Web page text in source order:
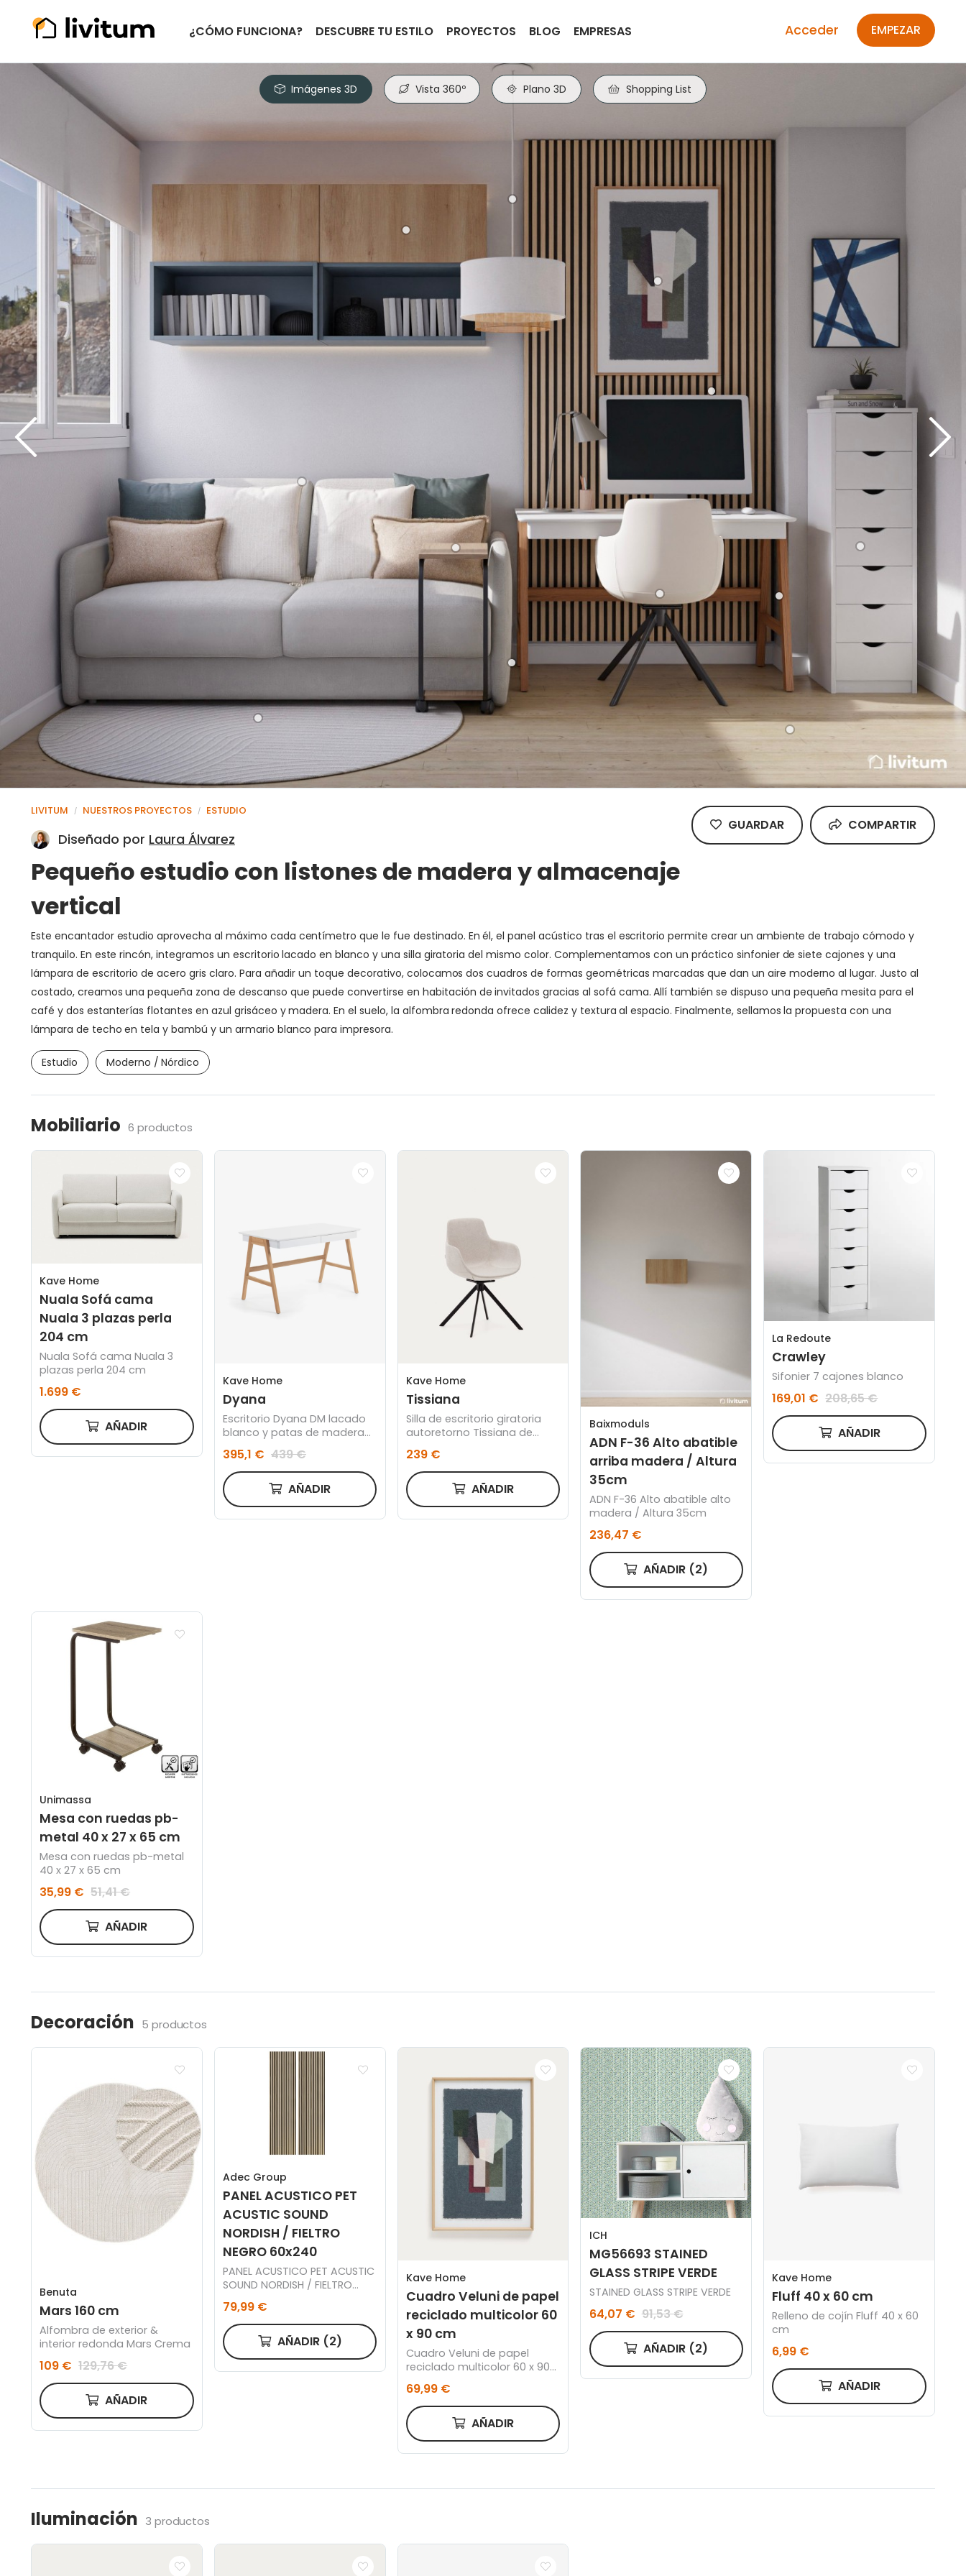
¿CÓMO FUNCIONA? DESCUBRE TU ESTILO PROYECTOS BLOG EMPRESAS EMPEZAR
Acceder
Imágenes 3D Vista 360º Plano 3D Shopping List
LIVITUM / NUESTROS PROYECTOS / ESTUDIO
Diseñado por Laura Álvarez
Pequeño estudio con listones de madera y almacenaje
vertical
GUARDAR COMPARTIR
Este encantador estudio aprovecha al máximo cada centímetro que le fue destinado. En él, el panel acústico tras el escritorio permite crear un ambiente de trabajo cómodo y
tranquilo. En este rincón, integramos un escritorio lacado en blanco y una silla giratoria del mismo color. Complementamos con un práctico sinfonier de siete cajones y una
lámpara de escritorio de acero gris claro. Para añadir un toque decorativo, colocamos dos cuadros de formas geométricas marcadas que dan un aire moderno al lugar. Justo al
costado, creamos una pequeña zona de descanso que puede convertirse en habitación de invitados gracias al sofá cama. Allí también se dispuso una pequeña mesita para el
café y dos estanterías flotantes en azul grisáceo y madera. En el suelo, la alfombra redonda ofrece calidez y textura al espacio. Finalmente, sellamos la propuesta con una
lámpara de techo en tela y bambú y un armario blanco para impresora.
Estudio Moderno / Nórdico
Mobiliario 6 productos
Kave Home
Nuala Sofá cama
Nuala 3 plazas perla
204 cm
Nuala Sofá cama Nuala 3
plazas perla 204 cm
1.699 €
AÑADIR
Kave Home
Dyana
Escritorio Dyana DM lacado
blanco y patas de madera
395,1 € 439 €
AÑADIR
Kave Home
Tissiana
Silla de escritorio giratoria
autoretorno Tissiana de
mate
239 €
AÑADIR
Baixmoduls
ADN F-36 Alto abatible
arriba madera / Altura
35cm
ADN F-36 Alto abatible alto
madera / Altura 35cm
236,47 €
AÑADIR (2)
La Redoute
Crawley
Sifonier 7 cajones blanco
169,01 € 208,65 €
AÑADIR
Unimassa
Mesa con ruedas pb-
metal 40 x 27 x 65 cm
Mesa con ruedas pb-metal
40 x 27 x 65 cm
35,99 € 51,41 €
AÑADIR
Decoración 5 productos
Benuta
Mars 160 cm
Alfombra de exterior &
interior redonda Mars Crema
109 € 129,76 €
AÑADIR
Adec Group
PANEL ACUSTICO PET
ACUSTIC SOUND
NORDISH / FIELTRO
NEGRO 60x240
PANEL ACUSTICO PET ACUSTIC
SOUND NORDISH / FIELTRO
79,99 €
AÑADIR (2)
Kave Home
Cuadro Veluni de papel
reciclado multicolor 60
x 90 cm
Cuadro Veluni de papel
reciclado multicolor 60 x 90
69,99 €
AÑADIR
ICH
MG56693 STAINED
GLASS STRIPE VERDE
STAINED GLASS STRIPE VERDE
64,07 € 91,53 €
AÑADIR (2)
Kave Home
Fluff 40 x 60 cm
Relleno de cojín Fluff 40 x 60
cm
6,99 €
AÑADIR
Iluminación 3 productos